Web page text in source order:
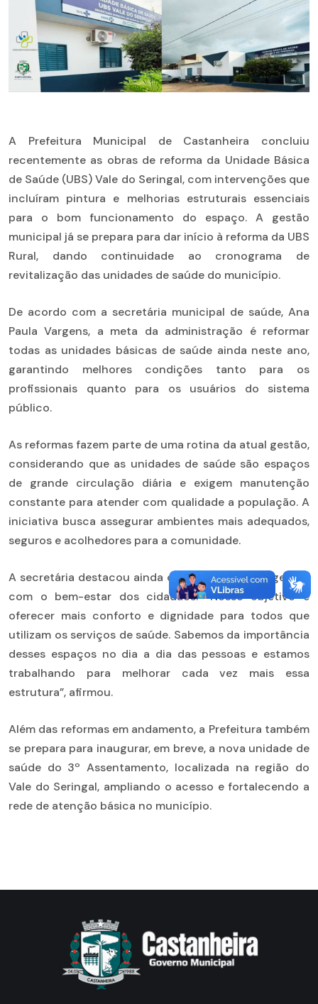
A Prefeitura Municipal de Castanheira concluiu
recentemente as obras de reforma da Unidade Básica
de Saúde (UBS) Vale do Seringal, com intervenções que
incluíram pintura e melhorias estruturais essenciais
para o bom funcionamento do espaço. A gestão
municipal já se prepara para dar início à reforma da UBS
Rural, dando continuidade ao cronograma de
revitalização das unidades de saúde do município.
De acordo com a secretária municipal de saúde, Ana
Paula Vargens, a meta da administração é reformar
todas as unidades básicas de saúde ainda neste ano,
garantindo melhores condições tanto para os
profissionais quanto para os usuários do sistema
público.
As reformas fazem parte de uma rotina da atual gestão,
considerando que as unidades de saúde são espaços
de grande circulação diária e exigem manutenção
constante para atender com qualidade a população. A
iniciativa busca assegurar ambientes mais adequados,
seguros e acolhedores para a comunidade.
A secretária destacou ainda o compromisso da gestão
com o bem-estar dos cidadãos. “Nosso objetivo é
oferecer mais conforto e dignidade para todos que
utilizam os serviços de saúde. Sabemos da importância
desses espaços no dia a dia das pessoas e estamos
trabalhando para melhorar cada vez mais essa
estrutura”, afirmou.
Além das reformas em andamento, a Prefeitura também
se prepara para inaugurar, em breve, a nova unidade de
saúde do 3º Assentamento, localizada na região do
Vale do Seringal, ampliando o acesso e fortalecendo a
rede de atenção básica no município.